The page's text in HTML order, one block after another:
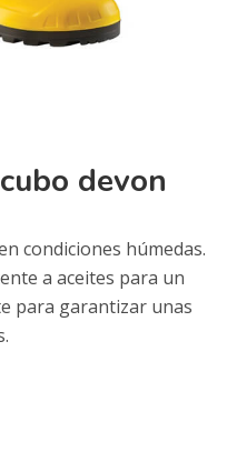
devon
condiciones húmedas.
a aceites para un
para garantizar unas